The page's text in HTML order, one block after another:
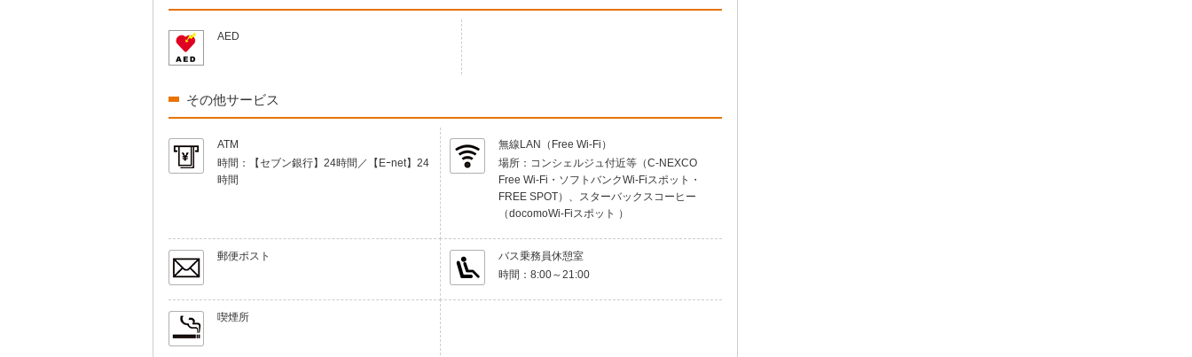
AED
その他サービス
ATM
時間：
【セブン銀行】24時間／【Eｰnet】24
時間
無線LAN（Free Wi-Fi）
場所： コンシェルジュ付近等（C-NEXCO
Free Wi-Fi・ソフトバンクWi-Fiスポット・
FREE SPOT）、スターバックスコーヒー
（docomoWi-Fiスポット ）
郵便ポスト
バス乗務員休憩室
時間： 8:00～21:00
喫煙所